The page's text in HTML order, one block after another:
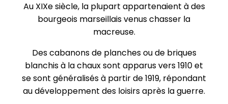
Au XIXe siècle, la plupart appartenaient à des
bourgeois marseillais venus chasser la
macreuse.
Des cabanons de planches ou de briques
blanchis à la chaux sont apparus vers 1910 et
se sont généralisés à partir de 1919, répondant
au développement des loisirs après la guerre.